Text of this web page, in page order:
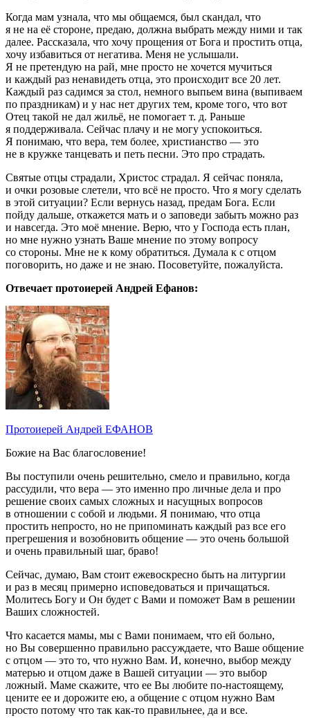
Когда мам узнала, что мы общаемся, был скандал, что
я не на её стороне, предаю, должна выбрать между ними и так
далее. Рассказала, что хочу прощения от Бога и простить отца,
хочу избавиться от негатива. Меня не услышали.
Я не претендую на рай, мне просто не хочется мучиться
и каждый раз ненавидеть отца, это происходит все 20 лет.
Каждый раз садимся за стол, немного выпьем вина (выпиваем
по праздникам) и у нас нет других тем, кроме того, что вот
Отец такой не дал жильё, не помогает т. д. Раньше
я поддерживала. Сейчас плачу и не могу успокоиться.
Я понимаю, что вера, тем более, христианство — это
не в кружке танцевать и петь песни. Это про страдать.
Святые отцы страдали, Христос страдал. Я сейчас поняла,
и очки розовые слетели, что всё не просто. Что я могу сделать
в этой ситуации? Если вернусь назад, предам Бога. Если
пойду дальше, откажется мать и о заповеди забыть можно раз
и навсегда. Это моё мнение. Верю, что у Господа есть план,
но мне нужно узнать Ваше мнение по этому вопросу
со стороны. Мне не к кому обратиться. Думала к с отцом
поговорить, но даже и не знаю. Посоветуйте, пожалуйста.
Отвечает протоиерей Андрей Ефанов:
Протоиерей Андрей ЕФАНОВ
Божие на Вас благословение!
Вы поступили очень решительно, смело и правильно, когда
рассудили, что вера — это именно про личные дела и про
решение своих самых сложных и насущных вопросов
в отношении с собой и людьми. Я понимаю, что отца
простить непросто, но не припоминать каждый раз все его
прегрешения и возобновить общение — это очень большой
и очень правильный шаг, браво!
Сейчас, думаю, Вам стоит ежевоскресно быть на литургии
и раз в месяц примерно исповедоваться и причащаться.
Молитесь Богу и Он будет с Вами и поможет Вам в решении
Ваших сложностей.
Что касается мамы, мы с Вами понимаем, что ей больно,
но Вы совершенно правильно рассуждаете, что Ваше общение
с отцом — это то, что нужно Вам. И, конечно, выбор между
матерью и отцом даже в Вашей ситуации — это выбор
ложный. Маме скажите, что ее Вы любите по-настоящему,
цените ее и дорожите ею, а общение с отцом нужно Вам
просто потому что так как-то правильнее, да и все.